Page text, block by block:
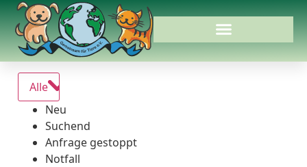
Alle
Neu
Suchend
Anfrage gestoppt
Notfall